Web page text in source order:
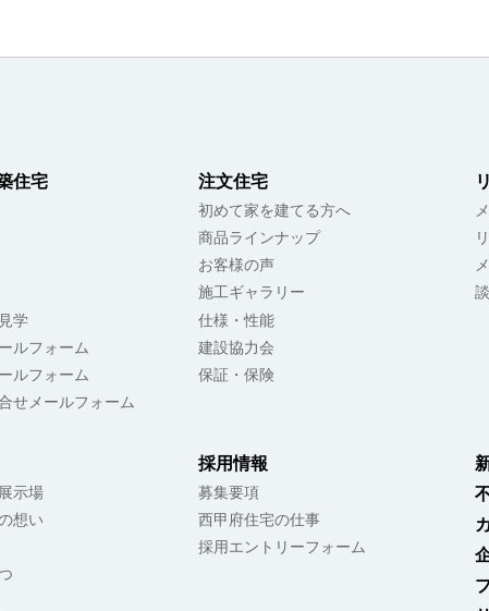
住宅
学
ルフォーム
ルフォーム
せメールフォーム
注文住宅
初めて家を建てる方へ
商品ラインナップ
お客様の声
施工ギャラリー
仕様・性能
建設協力会
保証・保険
示場
想い
採用情報
募集要項
西甲府住宅の仕事
採用エントリーフォーム